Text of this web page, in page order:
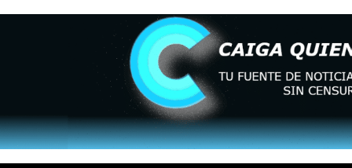
I por la libertad inmediata de l... AGOSTO 5, 2026
revisión de su solicitud de l... AGOSTO 5, 2026